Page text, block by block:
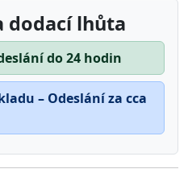
dodací lhůta
do 24 hodin
– Odeslání za cca